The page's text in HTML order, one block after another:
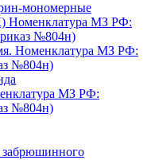
мономерные
Номенклатура МЗ РФ:
№804н)
Номенклатура МЗ РФ:
№804н)
МЗ РФ:
№804н)